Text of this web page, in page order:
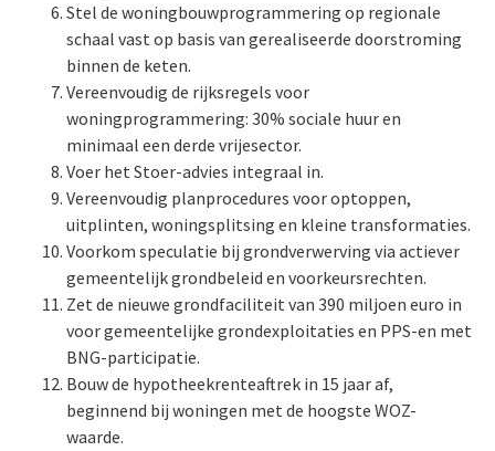
Stel de woningbouwprogrammering op regionale
schaal vast op basis van gerealiseerde doorstroming
binnen de keten.
Vereenvoudig de rijksregels voor
woningprogrammering: 30% sociale huur en
minimaal een derde vrijesector.
Voer het Stoer-advies integraal in.
Vereenvoudig planprocedures voor optoppen,
uitplinten, woningsplitsing en kleine transformaties.
Voorkom speculatie bij grondverwerving via actiever
gemeentelijk grondbeleid en voorkeursrechten.
Zet de nieuwe grondfaciliteit van 390 miljoen euro in
voor gemeentelijke grondexploitaties en PPS-en met
BNG-participatie.
Bouw de hypotheekrenteaftrek in 15 jaar af,
beginnend bij woningen met de hoogste WOZ-
waarde.